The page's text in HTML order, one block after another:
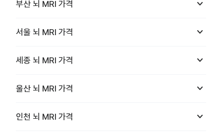
부산 뇌 MRI 가격 keyboard_arrow_down
서울 뇌 MRI 가격 keyboard_arrow_down
세종 뇌 MRI 가격 keyboard_arrow_down
울산 뇌 MRI 가격 keyboard_arrow_down
인천 뇌 MRI 가격 keyboard_arrow_down